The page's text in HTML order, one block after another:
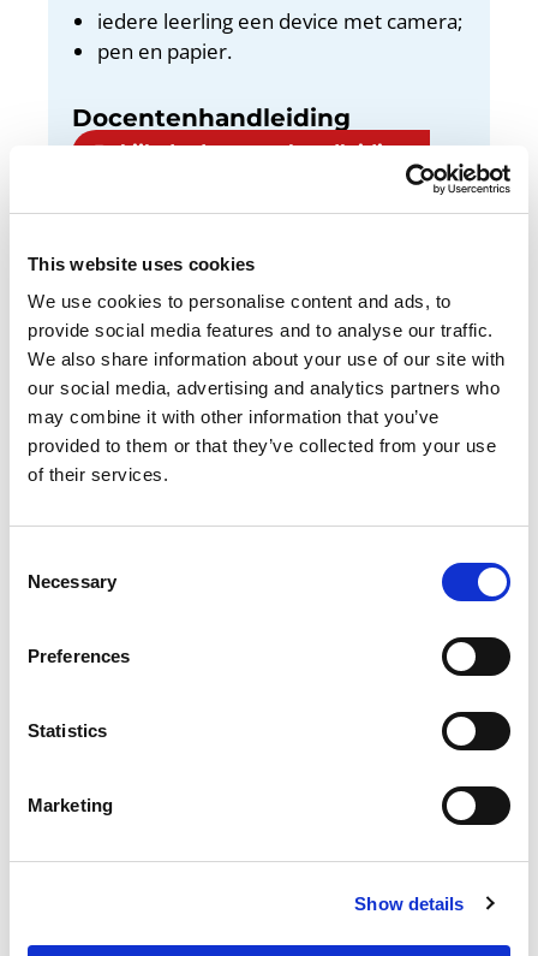
This website uses cookies
We use cookies to personalise content and ads, to
provide social media features and to analyse our traffic.
We also share information about your use of our site with
our social media, advertising and analytics partners who
may combine it with other information that you’ve
provided to them or that they’ve collected from your use
of their services.
Selection
Necessary
Preferences
Statistics
Marketing
Show details
iedere leerling een device met camera;
pen en papier.
Docentenhandleiding
Bekijk de docentenhandleiding
In deze opdracht maak je een filmpje van jezelf
waarin je een korte presentatie houdt. Zo
oefen je met je houding en stem.
Heb je geen Entree account?